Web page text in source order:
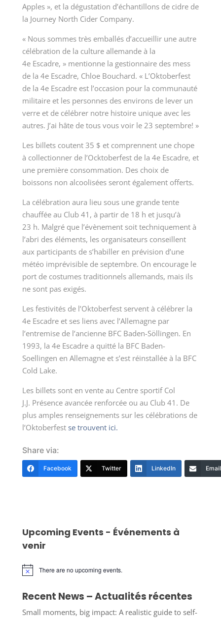
Apples », et la dégustation d’échantillons de cidre de
la Journey North Cider Company.
« Nous sommes très emballés d’accueillir une autre
célébration de la culture allemande à la
4eEscadre, » mentionne la gestionnaire des mess
de la 4eEscadre, Chloe Bouchard. « L’Oktoberfest
de la 4eEscadre est l’occasion pour la communauté
militaire et les personnes des environs de lever un
verre et de célébrer notre histoire unique avec les
autres. J’ai hâte de tous vous voir le 23 septembre! »
Les billets coutent 35 $ et comprennent une chope
à collectionner de l’Ocktoberfest de la 4eEscadre, et
une première consommation. Des choix de
boissons non alcoolisées seront également offerts.
La célébration aura lieu sous une grande tente
chauffée au Club 41, à partir de 18 h et jusqu’à
23 h. Malgré que l’évènement soit techniquement à
l’abri des éléments, les organisateurs conseillent
aux participants de s’habiller en prévision d’une
météo imprévisible de septembre. On encourage le
port de costumes traditionnels allemands, mais ils
ne sont pas exigés.
Les festivités de l’Oktoberfest servent à célébrer la
4eEscadre et ses liens avec l’Allemagne par
l’entremise de l’ancienne BFC Baden-Söllingen. En
1993, la 4eEscadre a quitté la BFC Baden-
Soellingen en Allemagne et s’est réinstallée à la BFC
Cold Lake.
Les billets sont en vente au Centre sportif Col
J.J. Présence avancée renforcée ou au Club 41. De
plus amples renseignements sur les célébrations de
l’Oktoberfest se trouvent ici.
Share via:
Facebook Twitter LinkedIn Email
Upcoming Events - Événements à
venir
Notice There are no upcoming events.
Recent News – Actualités récentes
Small moments, big impact: A realistic guide to self-